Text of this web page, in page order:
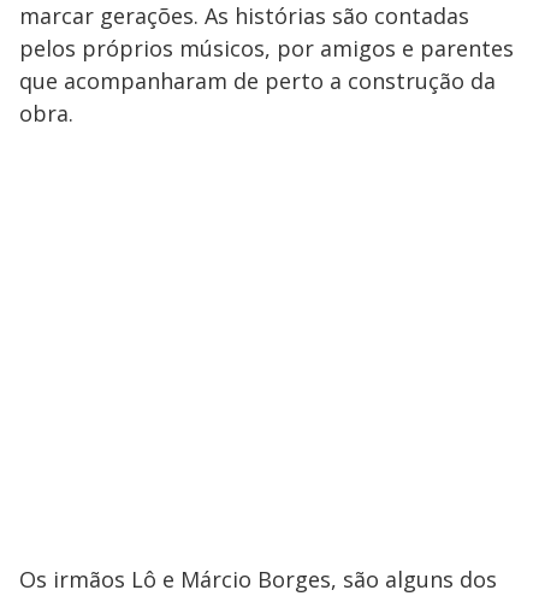
marcar gerações. As histórias são contadas
pelos próprios músicos, por amigos e parentes
que acompanharam de perto a construção da
obra.
Os irmãos Lô e Márcio Borges, são alguns dos